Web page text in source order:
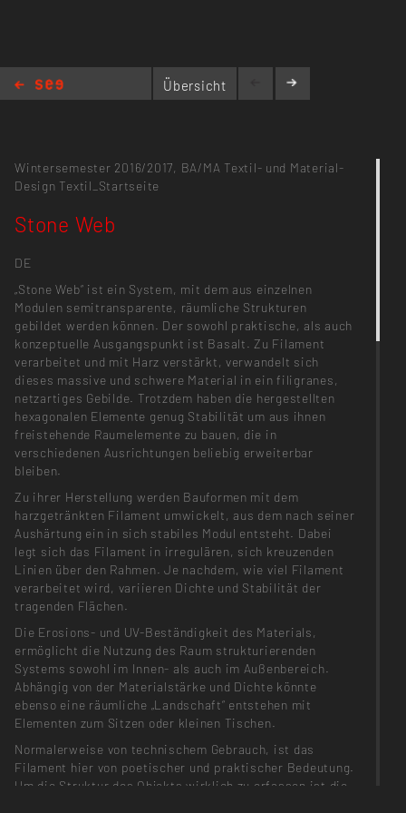
Übersicht
Wintersemester 2016/2017, BA/MA Textil- und Material-
Design Textil_Startseite
Stone Web
DE
„Stone Web“ ist ein System, mit dem aus einzelnen
Modulen semitransparente, räumliche Strukturen
gebildet werden können. Der sowohl praktische, als auch
konzeptuelle Ausgangspunkt ist Basalt. Zu Filament
verarbeitet und mit Harz verstärkt, verwandelt sich
dieses massive und schwere Material in ein filigranes,
netzartiges Gebilde. Trotzdem haben die hergestellten
hexagonalen Elemente genug Stabilität um aus ihnen
freistehende Raumelemente zu bauen, die in
verschiedenen Ausrichtungen beliebig erweiterbar
bleiben.
Zu ihrer Herstellung werden Bauformen mit dem
harzgetränkten Filament umwickelt, aus dem nach seiner
Aushärtung ein in sich stabiles Modul entsteht. Dabei
legt sich das Filament in irregulären, sich kreuzenden
Linien über den Rahmen. Je nachdem, wie viel Filament
verarbeitet wird, variieren Dichte und Stabilität der
tragenden Flächen.
Die Erosions- und UV-Beständigkeit des Materials,
ermöglicht die Nutzung des Raum strukturierenden
Systems sowohl im Innen- als auch im Außenbereich.
Abhängig von der Materialstärke und Dichte könnte
ebenso eine räumliche „Landschaft“ entstehen mit
Elementen zum Sitzen oder kleinen Tischen.
Normalerweise von technischem Gebrauch, ist das
Filament hier von poetischer und praktischer Bedeutung.
Um die Struktur des Objekts wirklich zu erfassen ist die